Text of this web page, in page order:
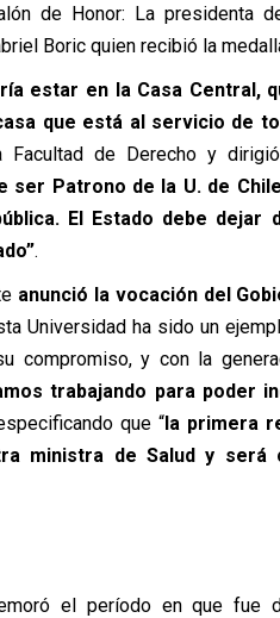
de Honor: La presidenta
Boric quien recibió la
estar en la Casa Central,
que está al servicio de
Facultad de Derecho y
ser Patrono de la U. de
El Estado debe dejar
.
anunció la vocación del
Universidad ha sido un
compromiso, y con la
trabajando para poder
que “la primera
ministra de Salud y será
el período en que fue